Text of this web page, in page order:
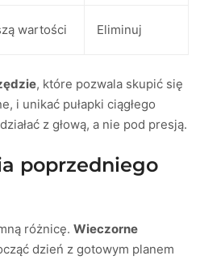
wartości Eliminuj
, które pozwala skupić się
i unikać pułapki ciągłego
z głową, a nie pod presją.
poprzedniego
różnicę.Wieczorne
dzień z gotowym planem